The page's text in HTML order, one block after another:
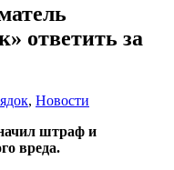
ответить за
, Новости
штраф и
вреда.